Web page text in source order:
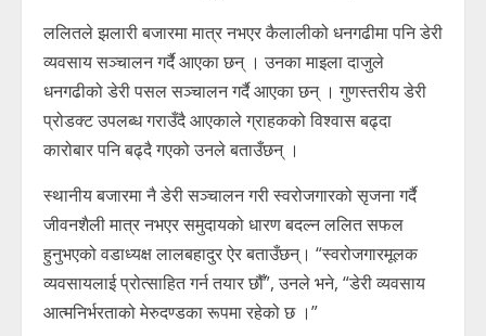
ललितले झलारी बजारमा मात्र नभएर कैलालीको धनगढीमा पनि डेरी
व्यवसाय सञ्चालन गर्दै आएका छन् । उनका माइला दाजुले
धनगढीको डेरी पसल सञ्चालन गर्दै आएका छन् । गुणस्तरीय डेरी
प्रोडक्ट उपलब्ध गराउँदै आएकाले ग्राहकको विश्वास बढ्दा
कारोबार पनि बढ्दै गएको उनले बताउँछन् ।
स्थानीय बजारमा नै डेरी सञ्चालन गरी स्वरोजगारको सृजना गर्दै
जीवनशैली मात्र नभएर समुदायको धारण बदल्न ललित सफल
हुनुभएको वडाध्यक्ष लालबहादुर ऐर बताउँछन्। “स्वरोजगारमूलक
व्यवसायलाई प्रोत्साहित गर्न तयार छौँ”, उनले भने, “डेरी व्यवसाय
आत्मनिर्भरताको मेरुदण्डका रूपमा रहेको छ ।”